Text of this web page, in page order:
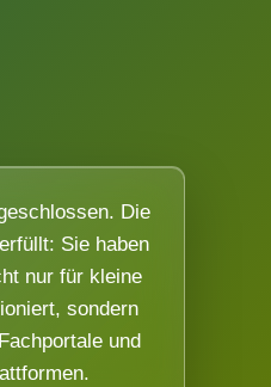
Die
Sie haben
nur für kleine
sondern
und